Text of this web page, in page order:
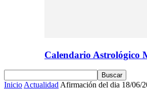
Calendario Astrológico
Inicio Actualidad Afirmación del dia 18/06/